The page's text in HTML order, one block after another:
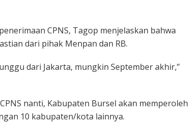
CPNS, Tagop menjelaskan bahwa
dari pihak Menpan dan RB.
dari Jakarta, mungkin September akhir,”
nanti, Kabupaten Bursel akan memperoleh
10 kabupaten/kota lainnya.